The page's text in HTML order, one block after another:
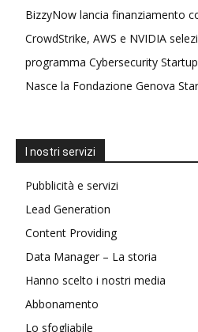
BizzyNow lancia finanziamento
CrowdStrike, AWS e NVIDIA
programma Cybersecurity
Nasce la Fondazione Genova
I nostri servizi
Pubblicità e servizi
Lead Generation
Content Providing
Data Manager – La storia
Hanno scelto i nostri media
Abbonamento
Lo sfogliabile